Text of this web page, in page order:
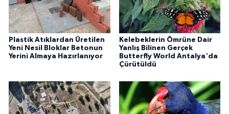
Plastik Atıklardan Üretilen
Yeni Nesil Bloklar Betonun
Yerini Almaya Hazırlanıyor
Kelebeklerin Ömrüne Dair
Yanlış Bilinen Gerçek
Butterfly World Antalya'da
Çürütüldü